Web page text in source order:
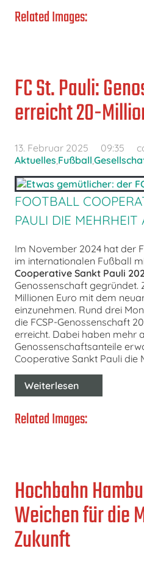
Related Images:
FC St. Pauli:
erreicht 20-
13. Februar 2025 09:35
Aktuelles,Fußball,
FOOTBALL
PAULI DIE
Im November 2024 hat der
im internationalen Fußball
Cooperative Sankt Pauli
Genossenschaft gegründet.
Millionen Euro mit dem
einzunehmen. Rund drei
die FCSP-Genossenschaft
erreicht. Dabei haben mehr
Genossenschaftsanteile
Cooperative Sankt Pauli die
Weiterlesen
Related Images:
Hochbahn
Weichen für die
Zukunft